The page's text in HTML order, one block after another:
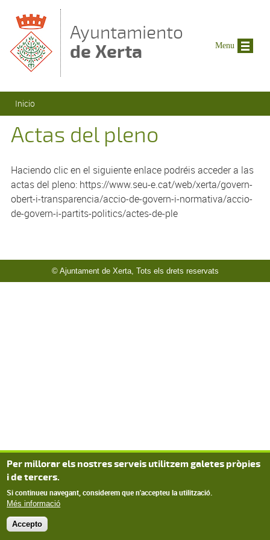
Ayuntamiento
de Xerta
Se encuentra usted aquí
Inicio
Actas del pleno
Haciendo clic en el siguiente enlace podréis acceder a las
actas del pleno: https://www.seu-e.cat/web/xerta/govern-
obert-i-transparencia/accio-de-govern-i-normativa/accio-
de-govern-i-partits-politics/actes-de-ple
© Ajuntament de Xerta, Tots els drets reservats
Menu
Per millorar els nostres serveis utilitzem galetes pròpies
i de tercers.
Si continueu navegant, considerem que n'accepteu la utilització.
Més informació
Accepto